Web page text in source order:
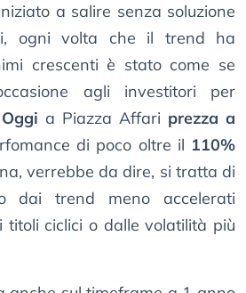
a salire senza soluzione
ogni volta che il trend ha
crescenti è stato come se
agli investitori per
Oggi a Piazza Affari prezza a
di poco oltre il 110%
verrebbe da dire, si tratta di
dai trend meno accelerati
titoli ciclici o dalle volatilità più